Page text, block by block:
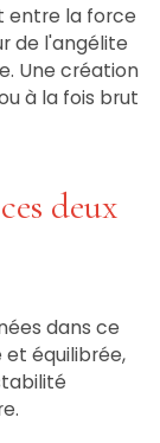
entre la force
de l'angélite
Une création
à la fois brut
deux
dans ce
équilibrée,